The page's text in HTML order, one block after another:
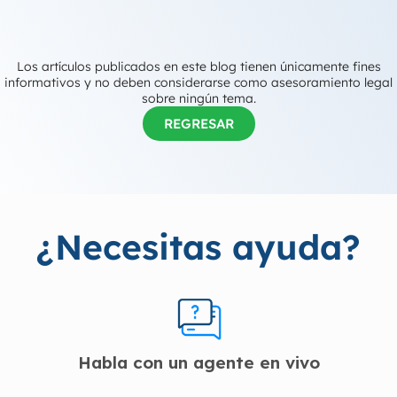
Los artículos publicados en este blog tienen únicamente fines
informativos y no deben considerarse como asesoramiento legal
sobre ningún tema.
REGRESAR
¿Necesitas ayuda?
Habla con un agente en vivo